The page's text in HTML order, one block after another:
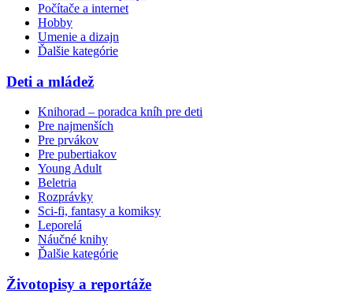
Počítače a internet
Hobby
Umenie a dizajn
Ďalšie kategórie
Deti a mládež
Knihorad – poradca kníh pre deti
Pre najmenších
Pre prvákov
Pre pubertiakov
Young Adult
Beletria
Rozprávky
Sci-fi, fantasy a komiksy
Leporelá
Náučné knihy
Ďalšie kategórie
Životopisy a reportáže